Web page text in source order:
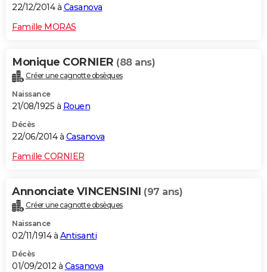
22/12/2014 à Casanova
Famille MORAS
Monique CORNIER (88 ans)
Créer une cagnotte obsèques
Naissance
21/08/1925 à Rouen
Décès
22/06/2014 à Casanova
Famille CORNIER
Annonciate VINCENSINI (97 ans)
Créer une cagnotte obsèques
Naissance
02/11/1914 à Antisanti
Décès
01/09/2012 à Casanova